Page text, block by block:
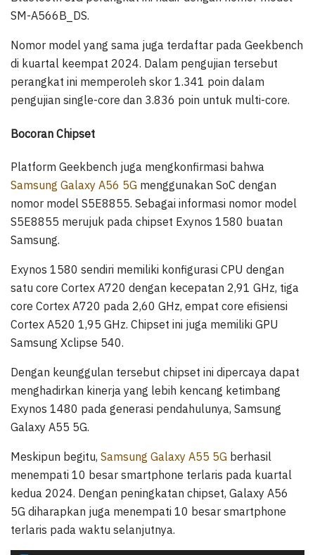
SM-A566B_DS.
Nomor model yang sama juga terdaftar pada Geekbench
di kuartal keempat 2024. Dalam pengujian tersebut
perangkat ini memperoleh skor 1.341 poin dalam
pengujian single-core dan 3.836 poin untuk multi-core.
Bocoran Chipset
Platform Geekbench juga mengkonfirmasi bahwa
Samsung Galaxy A56 5G menggunakan SoC dengan
nomor model S5E8855. Sebagai informasi nomor model
S5E8855 merujuk pada chipset Exynos 1580 buatan
Samsung.
Exynos 1580 sendiri memiliki konfigurasi CPU dengan
satu core Cortex A720 dengan kecepatan 2,91 GHz, tiga
core Cortex A720 pada 2,60 GHz, empat core efisiensi
Cortex A520 1,95 GHz. Chipset ini juga memiliki GPU
Samsung Xclipse 540.
Dengan keunggulan tersebut chipset ini dipercaya dapat
menghadirkan kinerja yang lebih kencang ketimbang
Exynos 1480 pada generasi pendahulunya, Samsung
Galaxy A55 5G.
Meskipun begitu, Samsung Galaxy A55 5G berhasil
menempati 10 besar smartphone terlaris pada kuartal
kedua 2024. Dengan peningkatan chipset, Galaxy A56
5G diharapkan juga menempati 10 besar smartphone
terlaris pada waktu selanjutnya.